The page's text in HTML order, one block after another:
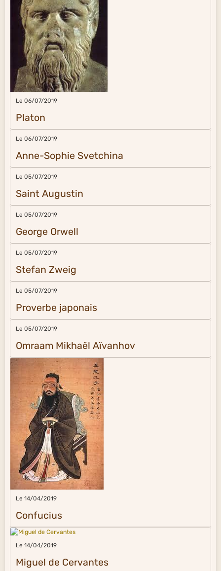
Le 06/07/2019
Platon
Le 06/07/2019
Anne-Sophie Svetchina
Le 05/07/2019
Saint Augustin
Le 05/07/2019
George Orwell
Le 05/07/2019
Stefan Zweig
Le 05/07/2019
Proverbe japonais
Le 05/07/2019
Omraam Mikhaël Aïvanhov
Le 14/04/2019
Confucius
Le 14/04/2019
Miguel de Cervantes